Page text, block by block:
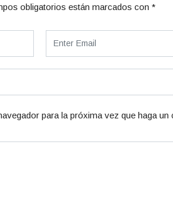
obligatorios están marcados con *
para la próxima vez que haga un